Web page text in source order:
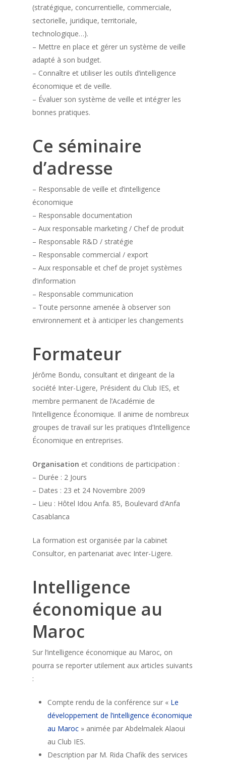
(stratégique, concurrentielle, commerciale,
sectorielle, juridique, territoriale,
technologique…).
– Mettre en place et gérer un système de veille
adapté à son budget.
– Connaître et utiliser les outils d’intelligence
économique et de veille.
– Évaluer son système de veille et intégrer les
bonnes pratiques.
Ce séminaire
d’adresse
– Responsable de veille et d’intelligence
économique
– Responsable documentation
– Aux responsable marketing / Chef de produit
– Responsable R&D / stratégie
– Responsable commercial / export
– Aux responsable et chef de projet systèmes
d’information
– Responsable communication
– Toute personne amenée à observer son
environnement et à anticiper les changements
Formateur
Jérôme Bondu, consultant et dirigeant de la
société Inter-Ligere, Président du Club IES, et
membre permanent de l’Académie de
l’intelligence Économique. Il anime de nombreux
groupes de travail sur les pratiques d’Intelligence
Économique en entreprises.
Organisation et conditions de participation :
– Durée : 2 Jours
– Dates : 23 et 24 Novembre 2009
– Lieu : Hôtel Idou Anfa. 85, Boulevard d’Anfa
Casablanca
La formation est organisée par la cabinet
Consultor, en partenariat avec Inter-Ligere.
Intelligence
économique au
Maroc
Sur l’intelligence économique au Maroc, on
pourra se reporter utilement aux articles suivants
:
Compte rendu de la conférence sur « Le
développement de l’intelligence économique
au Maroc » animée par Abdelmalek Alaoui
au Club IES.
Description par M. Rida Chafik des services